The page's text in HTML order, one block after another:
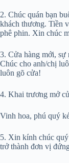
2. Chúc quán bạn
khách thương. Tiền
phê phin. Xin chúc
3. Cửa hàng mới, sự
Chúc cho anh/chị
luôn gõ cửa!
4. Khai trương mở
Vinh hoa, phú quý
5. Xin kính chúc
trở thành đơn vị